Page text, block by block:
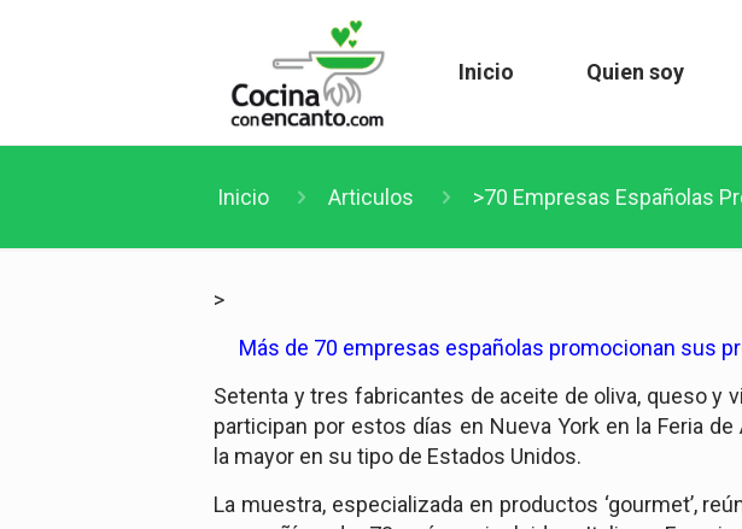
Inicio Quien soy
Inicio Articulos >70 Empresas Españolas
>
Más de 70 empresas españolas promocionan sus
Setenta y tres fabricantes de aceite de oliva, queso y
participan por estos días en Nueva York en la Feria
la mayor en su tipo de Estados Unidos.
La muestra, especializada en productos ‘gourmet’,